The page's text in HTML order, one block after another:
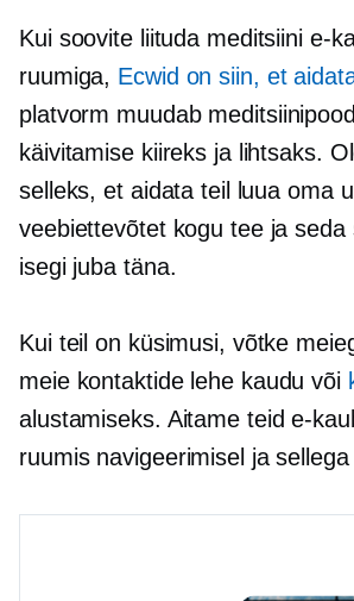
Kui soovite liituda meditsiini e-
ruumiga, Ecwid on siin, et
platvorm muudab
käivitamise kiireks ja lihtsaks.
selleks, et aidata teil luua oma
veebiettevõtet kogu tee ja seda
isegi juba täna.
Kui teil on küsimusi, võtke
meie kontaktide lehe kaudu või
alustamiseks. Aitame teid e-
ruumis navigeerimisel ja